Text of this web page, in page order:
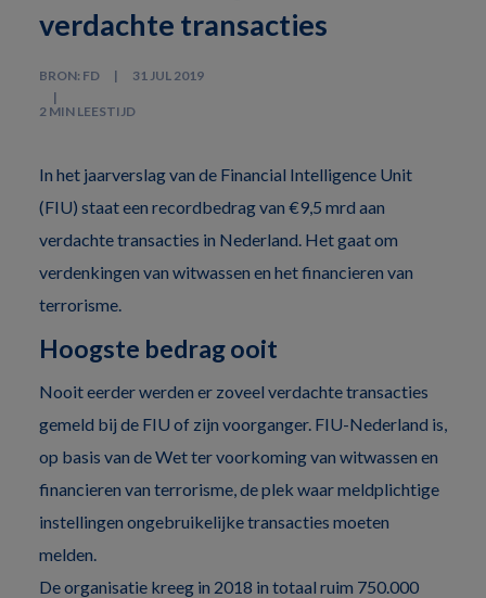
verdachte transacties
BRON: FD 31 JUL 2019
2 MIN LEESTIJD
In het jaarverslag van de Financial Intelligence Unit
(FIU) staat een recordbedrag van €9,5 mrd aan
verdachte transacties in Nederland. Het gaat om
verdenkingen van witwassen en het financieren van
terrorisme.
Hoogste bedrag ooit
Nooit eerder werden er zoveel verdachte transacties
gemeld bij de FIU of zijn voorganger. FIU-Nederland is,
op basis van de Wet ter voorkoming van witwassen en
financieren van terrorisme, de plek waar meldplichtige
instellingen ongebruikelijke transacties moeten
melden.
De organisatie kreeg in 2018 in totaal ruim 750.000